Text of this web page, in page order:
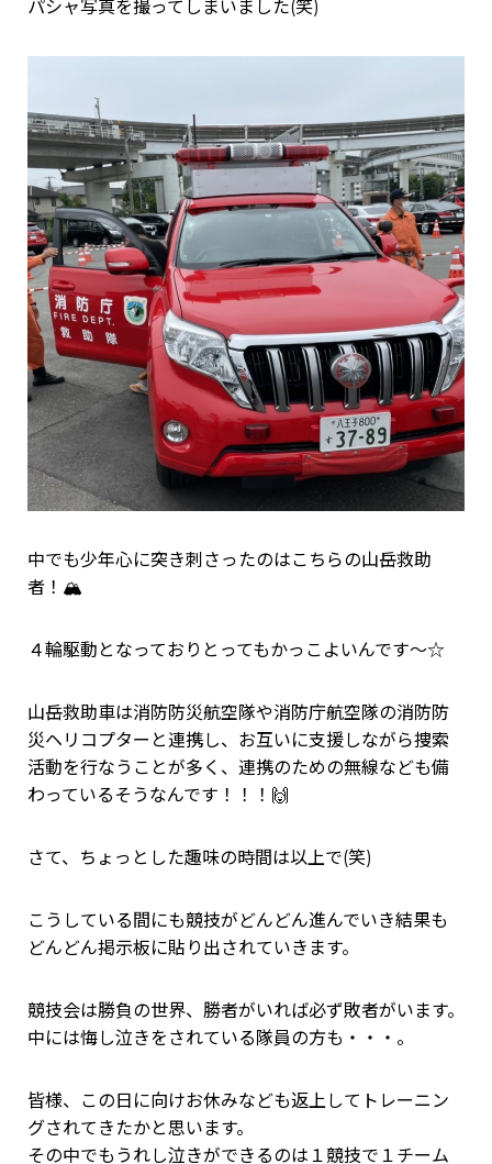
パシャ写真を撮ってしまいました(笑)
中でも少年心に突き刺さったのはこちらの山岳救助
者！🏔
４輪駆動となっておりとってもかっこよいんです～☆
山岳救助車は消防防災航空隊や消防庁航空隊の消防防
災ヘリコプターと連携し、お互いに支援しながら捜索
活動を行なうことが多く、連携のための無線なども備
わっているそうなんです！！！🙌
さて、ちょっとした趣味の時間は以上で(笑)
こうしている間にも競技がどんどん進んでいき結果も
どんどん掲示板に貼り出されていきます。
競技会は勝負の世界、勝者がいれば必ず敗者がいます。
中には悔し泣きをされている隊員の方も・・・。
皆様、この日に向けお休みなども返上してトレーニン
グされてきたかと思います。
その中でもうれし泣きができるのは１競技で１チーム